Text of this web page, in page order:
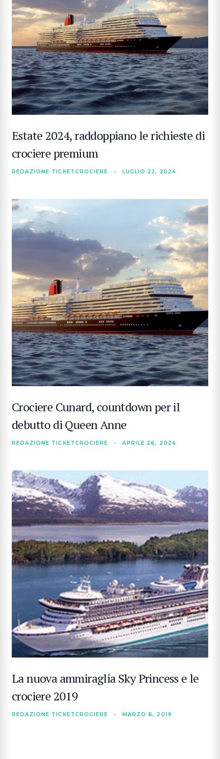
CERCA
Estate 2024, raddoppiano le richieste di
crociere premium
REDAZIONE TICKETCROCIERE • LUGLIO 22, 2024
Crociere Cunard, countdown per il
debutto di Queen Anne
REDAZIONE TICKETCROCIERE • APRILE 26, 2024
La nuova ammiraglia Sky Princess e le
crociere 2019
REDAZIONE TICKETCROCIERE • MARZO 6, 2019